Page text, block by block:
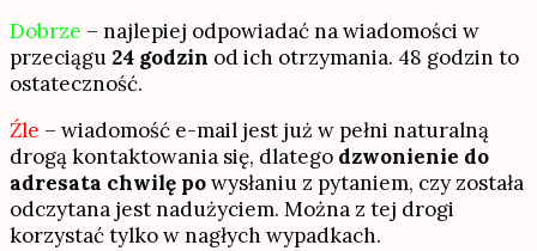
Dobrze – najlepiej odpowiadać na wiadomości w
przeciągu 24 godzin od ich otrzymania. 48 godzin to
ostateczność.
Źle – wiadomość e-mail jest już w pełni naturalną
drogą kontaktowania się, dlatego dzwonienie do
adresata chwilę powysłaniu z pytaniem, czy została
odczytana jest nadużyciem. Można z tej drogi
korzystać tylko w nagłych wypadkach.